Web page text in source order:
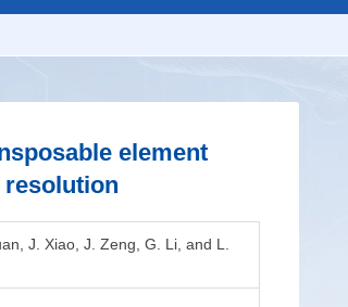
element
J. Xiao, J. Zeng, G. Li, and L.